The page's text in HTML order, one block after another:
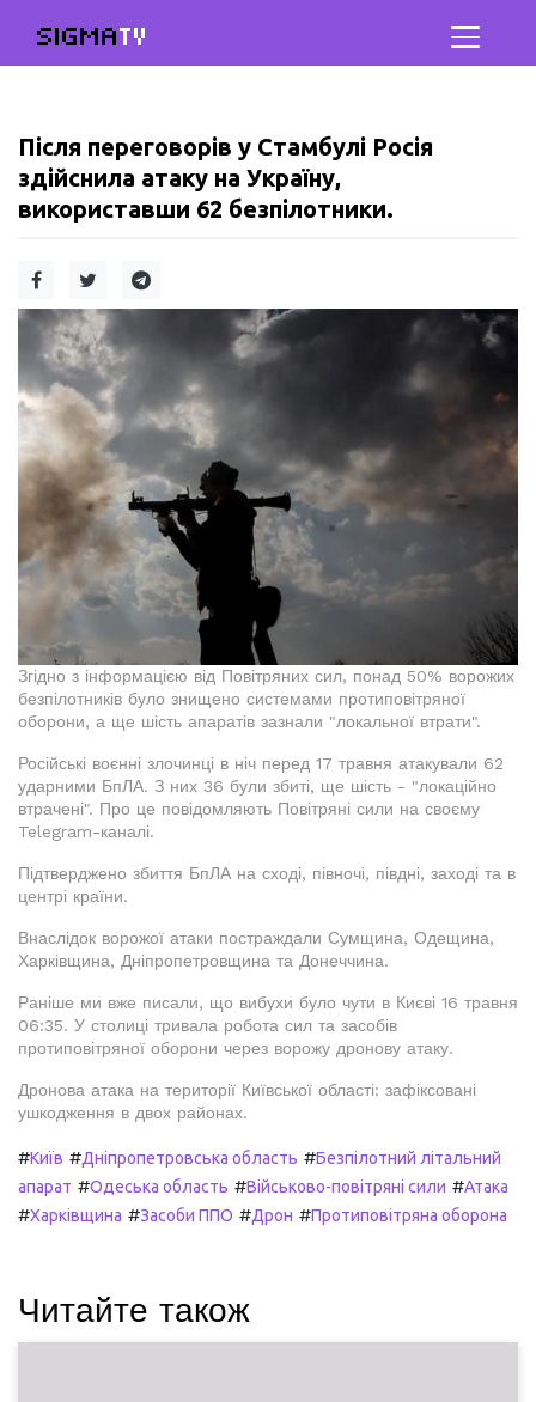
SIGMATV
Після переговорів у Стамбулі Росія
здійснила атаку на Україну,
використавши 62 безпілотники.
Згідно з інформацією від Повітряних сил, понад 50% ворожих
безпілотників було знищено системами протиповітряної
оборони, а ще шість апаратів зазнали "локальної втрати".
Російські воєнні злочинці в ніч перед 17 травня атакували 62
ударними БпЛА. З них 36 були збиті, ще шість - "локаційно
втрачені". Про це повідомляють Повітряні сили на своєму
Telegram-каналі.
Підтверджено збиття БпЛА на сході, півночі, півдні, заході та в
центрі країни.
Внаслідок ворожої атаки постраждали Сумщина, Одещина,
Харківщина, Дніпропетровщина та Донеччина.
Раніше ми вже писали, що вибухи було чути в Києві 16 травня
06:35. У столиці тривала робота сил та засобів
протиповітряної оборони через ворожу дронову атаку.
Дронова атака на території Київської області: зафіксовані
ушкодження в двох районах.
#Київ #Дніпропетровська область #Безпілотний літальний
апарат #Одеська область #Військово-повітряні сили #Атака
#Харківщина #Засоби ППО #Дрон #Протиповітряна оборона
Читайте також